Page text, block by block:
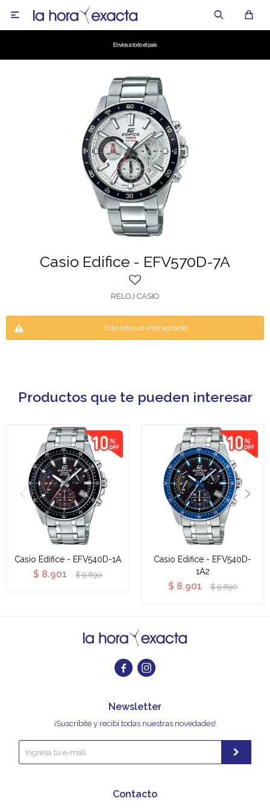

Casio Edifice - EFV570D-7A
RELOJ CASIO
Este artículo está agotado.
Productos que te pueden interesar
Casio Edifice - EFV540D-1A
$ 8.901 $ 9.890
Casio Edifice - EFV540D-
1A2
$ 8.901 $ 9.890
 
Contacto
Newsletter
¡Suscribite y recibí todas nuestras novedades!